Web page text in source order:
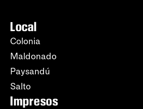
Local
Colonia
Maldonado
Paysandú
Salto
Impresos